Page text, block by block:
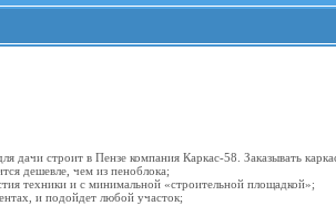
дачи строит в Пензе компания Каркас-58. Заказывать
дешевле, чем из пеноблока;
техники и с минимальной «строительной площадкой»;
и подойдет любой участок;